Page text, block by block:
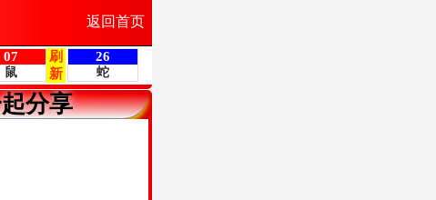
返回首页
分享